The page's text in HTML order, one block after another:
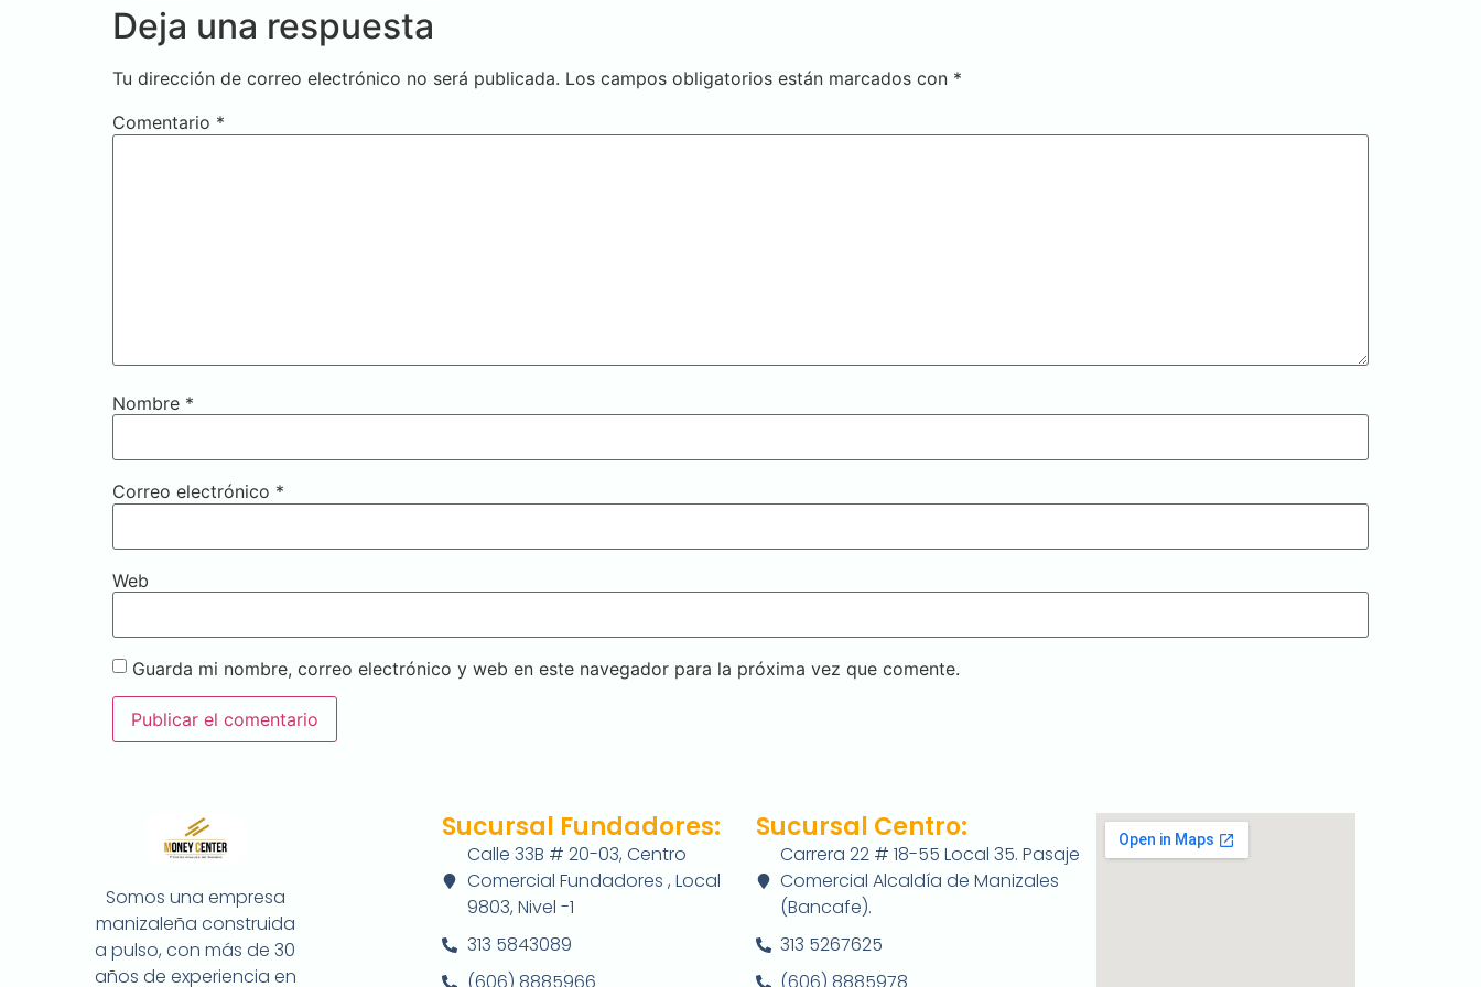
Deja una respuesta
Tu dirección de correo electrónico no será publicada. Los campos obligatorios están marcados con *
Comentario *
Nombre *
Correo electrónico *
Web
Guarda mi nombre, correo electrónico y web en este navegador para la próxima vez que comente.
Somos una empresa
manizaleña construida
a pulso, con más de 30
años de experiencia en
Sucursal Fundadores:
Calle 33B # 20-03, Centro
Comercial Fundadores , Local
9803, Nivel -1
313 5843089
(606) 8885966
Sucursal Centro:
Carrera 22 # 18-55 Local 35. Pasaje
Comercial Alcaldía de Manizales
(Bancafe).
313 5267625
(606) 8885978